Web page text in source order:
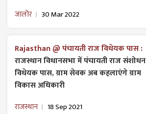
जालोर 30 Mar 2022
Rajasthan @ पंचायती राज विधेयक पास :
राजस्थान विधानसभा में पंचायती राज ​संशोधन
विधेयक पास, ग्राम सेवक अब कहलाएंगे ग्राम
विकास अधिकारी
राजस्थान 18 Sep 2021